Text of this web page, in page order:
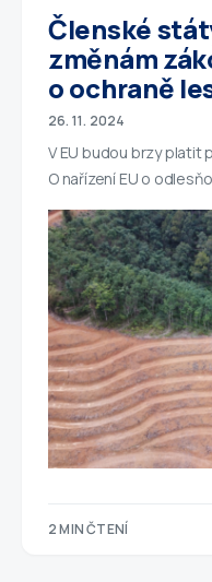
Členské
změnám
o ochraně
26. 11. 2024
V EU budou brzy platit
O nařízení EU o
2 MIN ČTENÍ